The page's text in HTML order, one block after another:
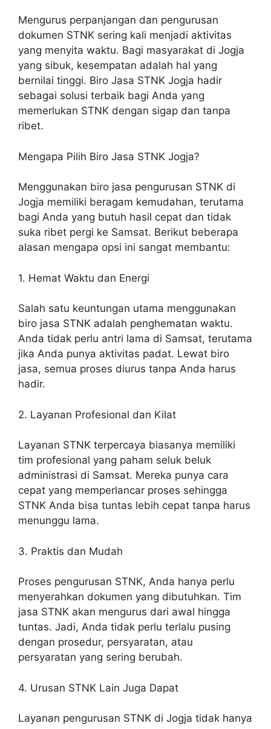
Mengurus perpanjangan dan pengurusan
dokumen STNK sering kali menjadi aktivitas
yang menyita waktu. Bagi masyarakat di Jogja
yang sibuk, kesempatan adalah hal yang
bernilai tinggi. Biro Jasa STNK Jogja hadir
sebagai solusi terbaik bagi Anda yang
memerlukan STNK dengan sigap dan tanpa
ribet.
Mengapa Pilih Biro Jasa STNK Jogja?
Menggunakan biro jasa pengurusan STNK di
Jogja memiliki beragam kemudahan, terutama
bagi Anda yang butuh hasil cepat dan tidak
suka ribet pergi ke Samsat. Berikut beberapa
alasan mengapa opsi ini sangat membantu:
1. Hemat Waktu dan Energi
Salah satu keuntungan utama menggunakan
biro jasa STNK adalah penghematan waktu.
Anda tidak perlu antri lama di Samsat, terutama
jika Anda punya aktivitas padat. Lewat biro
jasa, semua proses diurus tanpa Anda harus
hadir.
2. Layanan Profesional dan Kilat
Layanan STNK terpercaya biasanya memiliki
tim profesional yang paham seluk beluk
administrasi di Samsat. Mereka punya cara
cepat yang memperlancar proses sehingga
STNK Anda bisa tuntas lebih cepat tanpa harus
menunggu lama.
3. Praktis dan Mudah
Proses pengurusan STNK, Anda hanya perlu
menyerahkan dokumen yang dibutuhkan. Tim
jasa STNK akan mengurus dari awal hingga
tuntas. Jadi, Anda tidak perlu terlalu pusing
dengan prosedur, persyaratan, atau
persyaratan yang sering berubah.
4. Urusan STNK Lain Juga Dapat
Layanan pengurusan STNK di Jogja tidak hanya